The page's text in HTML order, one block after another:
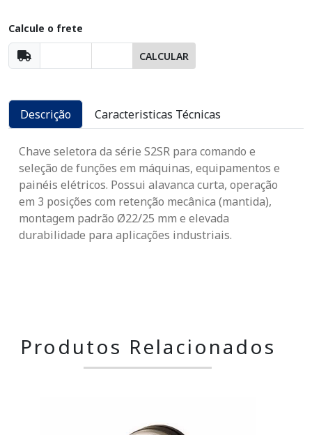
Calcule o frete
CALCULAR
Descrição Caracteristicas Técnicas
Chave seletora da série S2SR para comando e
seleção de funções em máquinas, equipamentos e
painéis elétricos. Possui alavanca curta, operação
em 3 posições com retenção mecânica (mantida),
montagem padrão Ø22/25 mm e elevada
durabilidade para aplicações industriais.
Produtos Relacionados